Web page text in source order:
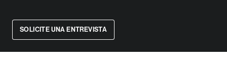
SOLICITE UNA ENTREVISTA